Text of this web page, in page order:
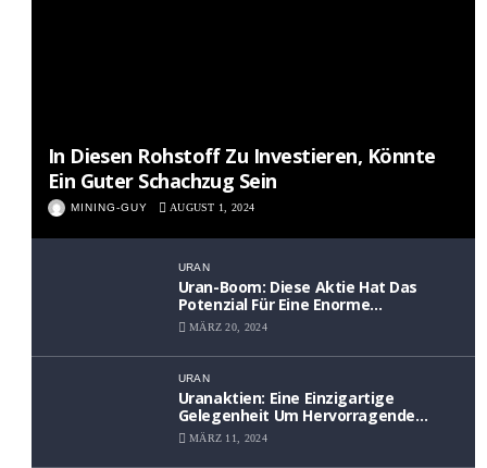
In Diesen Rohstoff Zu Investieren, Könnte
Ein Guter Schachzug Sein
MINING-GUY AUGUST 1, 2024
URAN
Uran-Boom: Diese Aktie Hat Das
Potenzial Für Eine Enorme
Wertsteigerung
MÄRZ 20, 2024
URAN
Uranaktien: Eine Einzigartige
Gelegenheit Um Hervorragende
Renditen Zu Erzielen
MÄRZ 11, 2024